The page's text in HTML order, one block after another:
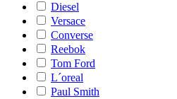
Diesel
Versace
Converse
Reebok
Tom Ford
L´oreal
Paul Smith